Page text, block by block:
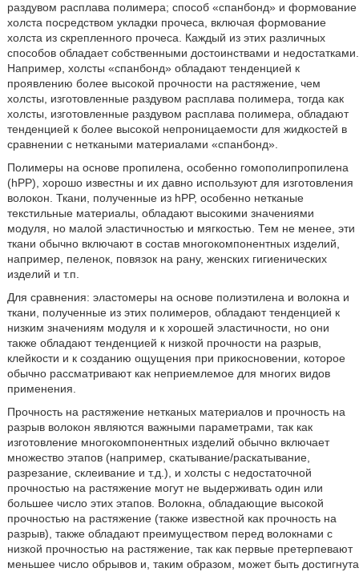
раздувом расплава полимера; способ «спанбонд» и формование
холста посредством укладки прочеса, включая формование
холста из скрепленного прочеса. Каждый из этих различных
способов обладает собственными достоинствами и недостатками.
Например, холсты «спанбонд» обладают тенденцией к
проявлению более высокой прочности на растяжение, чем
холсты, изготовленные раздувом расплава полимера, тогда как
холсты, изготовленные раздувом расплава полимера, обладают
тенденцией к более высокой непроницаемости для жидкостей в
сравнении с неткаными материалами «спанбонд».
Полимеры на основе пропилена, особенно гомополипропилена
(hPP), хорошо известны и их давно используют для изготовления
волокон. Ткани, полученные из hPP, особенно нетканые
текстильные материалы, обладают высокими значениями
модуля, но малой эластичностью и мягкостью. Тем не менее, эти
ткани обычно включают в состав многокомпонентных изделий,
например, пеленок, повязок на рану, женских гигиенических
изделий и т.п.
Для сравнения: эластомеры на основе полиэтилена и волокна и
ткани, полученные из этих полимеров, обладают тенденцией к
низким значениям модуля и к хорошей эластичности, но они
также обладают тенденцией к низкой прочности на разрыв,
клейкости и к созданию ощущения при прикосновении, которое
обычно рассматривают как неприемлемое для многих видов
применения.
Прочность на растяжение нетканых материалов и прочность на
разрыв волокон являются важными параметрами, так как
изготовление многокомпонентных изделий обычно включает
множество этапов (например, скатывание/раскатывание,
разрезание, склеивание и т.д.), и холсты с недостаточной
прочностью на растяжение могут не выдерживать один или
большее число этих этапов. Волокна, обладающие высокой
прочностью на растяжение (также известной как прочность на
разрыв), также обладают преимуществом перед волокнами с
низкой прочностью на растяжение, так как первые претерпевают
меньшее число обрывов и, таким образом, может быть достигнута